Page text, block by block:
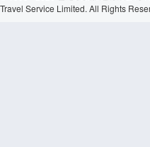
Travel Service Limited. All Rights